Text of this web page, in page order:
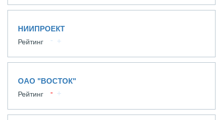
НИИПРОЕКТ
Рейтинг
ОАО "ВОСТОК"
Рейтинг